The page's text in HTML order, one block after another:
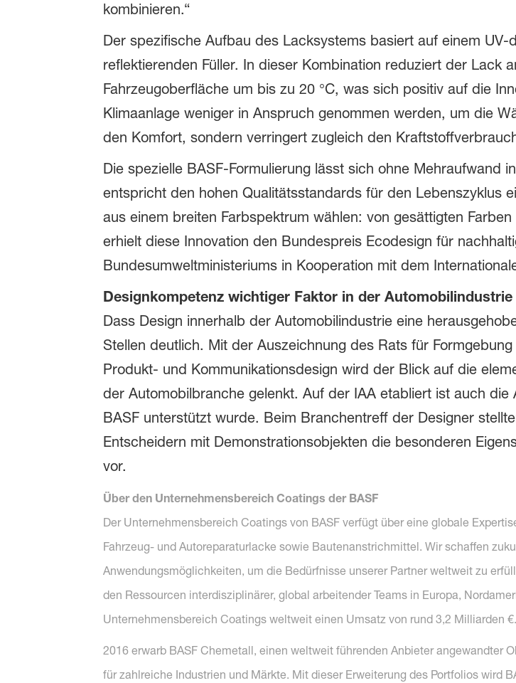
kombinieren.“
Der spezifische Aufbau des Lacksystems basiert auf einem
reflektierenden Füller. In dieser Kombination reduziert der Lack
Fahrzeugoberfläche um bis zu 20 °C, was sich positiv auf die
Klimaanlage weniger in Anspruch genommen werden, um die
den Komfort, sondern verringert zugleich den
Die spezielle BASF-Formulierung lässt sich ohne Mehraufwand
entspricht den hohen Qualitätsstandards für den Lebenszyklus
aus einem breiten Farbspektrum wählen: von gesättigten
erhielt diese Innovation den Bundespreis Ecodesign für
Bundesumweltministeriums in Kooperation mit dem
Designkompetenz wichtiger Faktor in der Automobilindustrie
Dass Design innerhalb der Automobilindustrie eine
Stellen deutlich. Mit der Auszeichnung des Rats für
Produkt- und Kommunikationsdesign wird der Blick auf die
der Automobilbranche gelenkt. Auf der IAA etabliert ist auch die
BASF unterstützt wurde. Beim Branchentreff der Designer
Entscheidern mit Demonstrationsobjekten die besonderen
vor.
Über den Unternehmensbereich Coatings der BASF
Der Unternehmensbereich Coatings von BASF verfügt über eine globale
Fahrzeug- und Autoreparaturlacke sowie Bautenanstrichmittel. Wir schaffen
Anwendungsmöglichkeiten, um die Bedürfnisse unserer Partner weltweit zu
den Ressourcen interdisziplinärer, global arbeitender Teams in Europa,
Unternehmensbereich Coatings weltweit einen Umsatz von rund 3,2 Milliarden €.
2016 erwarb BASF Chemetall, einen weltweit führenden Anbieter angewandter
für zahlreiche Industrien und Märkte. Mit dieser Erweiterung des Portfolios wird